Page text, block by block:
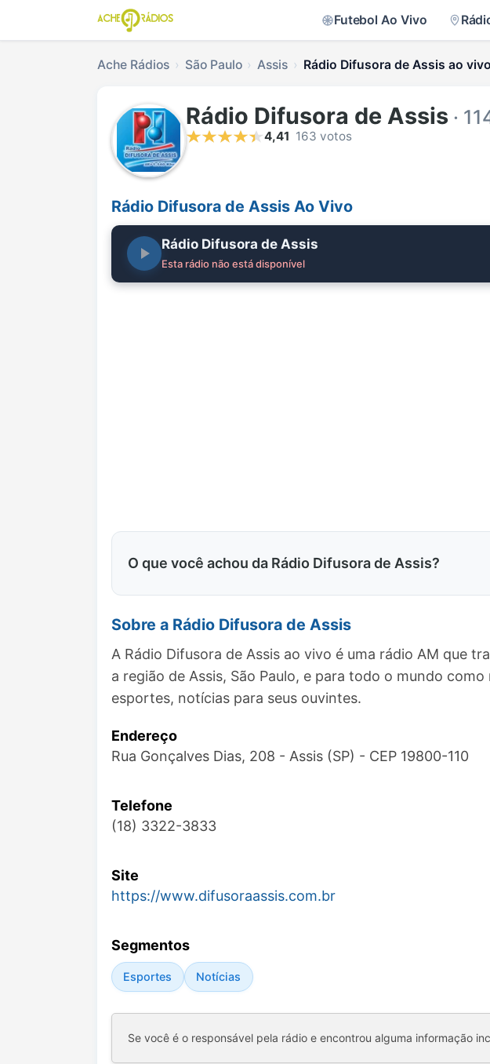
Futebol Ao Vivo
Ache Rádios São Paulo Assis Rádio Difusora de Assis ao vivo
Rádio Difusora de Assis ·
4,41 163 votos
Rádio Difusora de Assis Ao Vivo
Rádio Difusora de Assis
Esta rádio não está disponível
O que você achou da Rádio Difusora de Assis?
Sobre a Rádio Difusora de Assis
A Rádio Difusora de Assis ao vivo é uma rádio AM que
a região de Assis, São Paulo, e para todo o mundo
esportes, notícias para seus ouvintes.
Endereço
Rua Gonçalves Dias, 208 - Assis (SP) - CEP 19800-110
Telefone
(18) 3322-3833
Site
https://www.difusoraassis.com.br
Segmentos
Esportes Notícias
Se você é o responsável pela rádio e encontrou alguma informação